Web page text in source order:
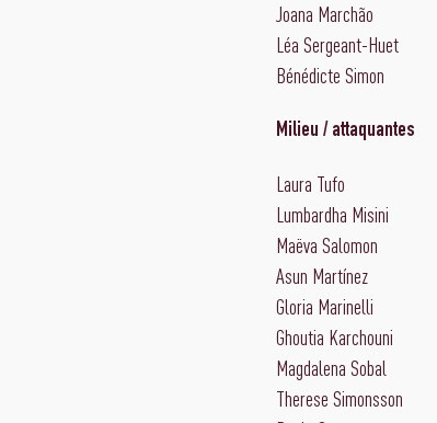
Joana Marchão
Léa Sergeant-Huet
Bénédicte Simon
Milieu / attaquantes
Laura Tufo
Lumbardha Misini
Maëva Salomon
Asun Martínez
Gloria Marinelli
Ghoutia Karchouni
Magdalena Sobal
Therese Simonsson